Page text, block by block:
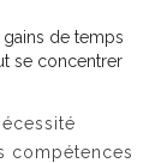
de temps
se concentrer
compétences